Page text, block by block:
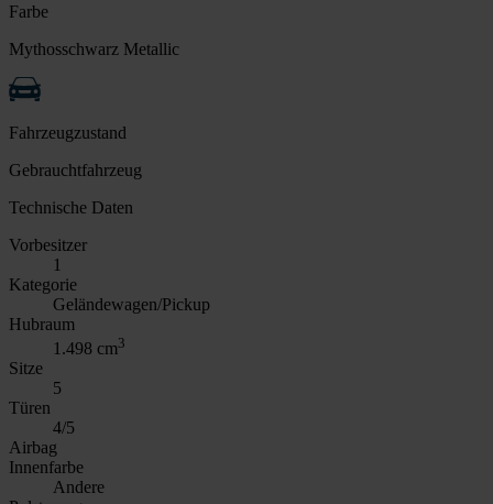
Farbe
Mythosschwarz Metallic
Fahrzeugzustand
Gebrauchtfahrzeug
Technische Daten
Vorbesitzer
1
Kategorie
Geländewagen/Pickup
Hubraum
1.498 cm3
Sitze
5
Türen
4/5
Airbag
Innenfarbe
Andere